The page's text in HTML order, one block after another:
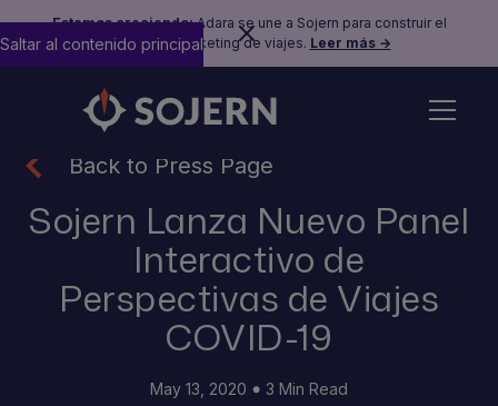
Estamos creciendo:Adara se une a Sojern para construir el
futuro del marketing de viajes. Leer más →
Saltar al contenido principal
Back to Press Page
Sojern Lanza Nuevo Panel
Interactivo de
Perspectivas de Viajes
COVID-19
May 13, 2020 3 Min Read